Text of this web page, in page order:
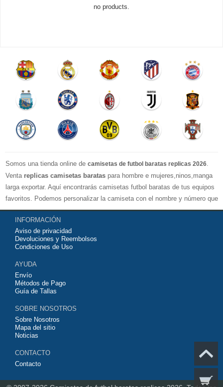
no products.
Somos una tienda online de camisetas de futbol baratas replicas 2026.
Venta replicas camisetas baratas para hombre e mujeres,ninos,manga
larga exportar. Aquí encontrarás camisetas futbol baratas de tus equipos
favoritos. Podemos personalizar la camiseta con el nombre y número que
quieras. Nuestrascamisetas de futbol replicasson de máxima calidad
tailandesa por lo que estamos convencidos que quedarás muy satisfecho
con ella. Estas camisetas tienen un tejido transpirable por lo que te
servirán para jugar al fútbol o simplemente para animar a tu equipo
contáctanos y haremos lo posible para conseguirtela lo más barata
posible.
INFORMACIÓN
Aviso de privacidad
Devoluciones y Reembolsos
Condiciones de Uso
AYUDA
Envío
Métodos de Pago
Guía de Tallas
SOBRE NOSOTROS
Sobre Nosotros
Mapa del sitio
Noticias
CONTACTO
Contacto